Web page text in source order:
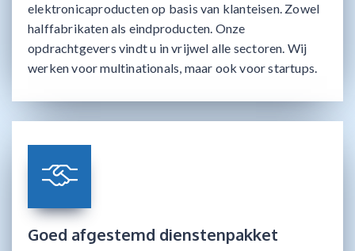
elektronicaproducten op basis van klanteisen. Zowel
halffabrikaten als eindproducten. Onze
opdrachtgevers vindt u in vrijwel alle sectoren. Wij
werken voor multinationals, maar ook voor startups.
Goed afgestemd dienstenpakket